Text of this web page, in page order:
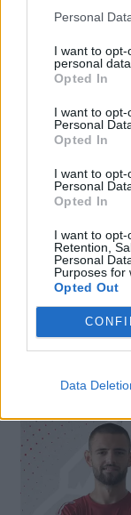
Personal
I want to
personal data.
Opted In
I want to
Personal
Opted In
I want to
Personal
Opted In
I want to opt-
Retention,
Personal
Purposes for
Opted Out
Data